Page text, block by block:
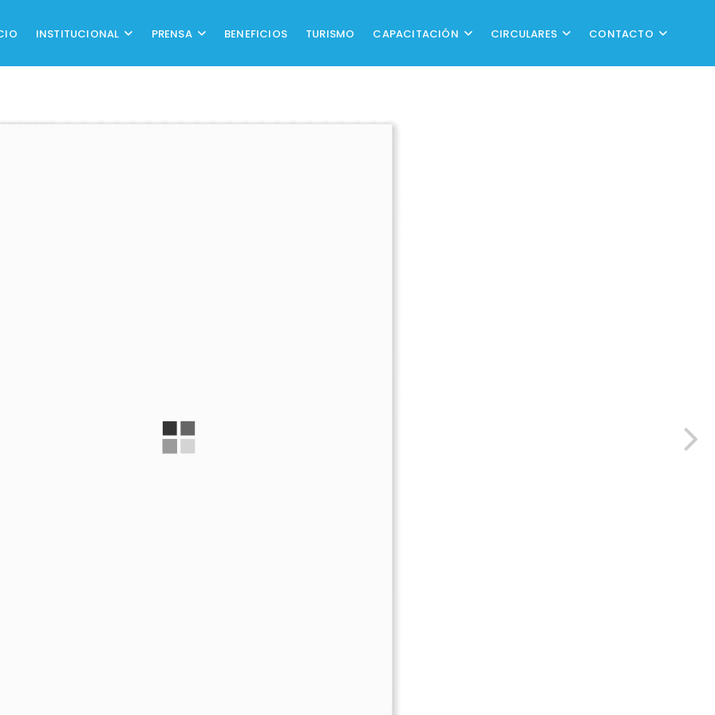
INSTITUCIONAL PRENSA BENEFICIOS TURISMO CAPACITACIÓN CIRCULARES CONTACTO